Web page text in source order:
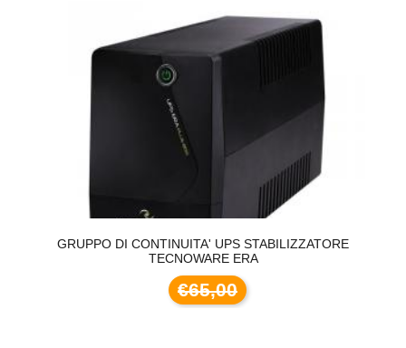
GRUPPO DI CONTINUITA' UPS STABILIZZATORE
TECNOWARE ERA
€65,00